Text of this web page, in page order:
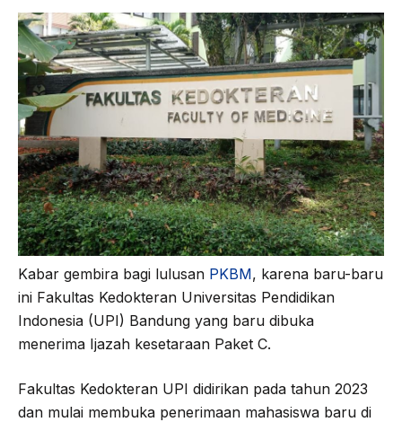
Kabar gembira bagi lulusan PKBM, karena baru-baru
ini Fakultas Kedokteran Universitas Pendidikan
Indonesia (UPI) Bandung yang baru dibuka
menerima Ijazah kesetaraan Paket C.
Fakultas Kedokteran UPI didirikan pada tahun 2023
dan mulai membuka penerimaan mahasiswa baru di